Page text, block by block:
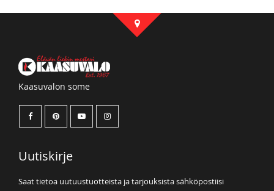
Kaasuvalon some
Uutiskirje
Saat tietoa uutuustuotteista ja tarjouksista sähköpostiisi